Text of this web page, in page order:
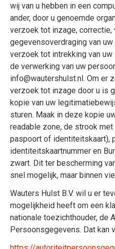
wij van u hebben in een
ander, door u genoemde
verzoek tot inzage, correctie,
gegevensoverdraging van
verzoek tot intrekking van
de verwerking van uw
info@wautershulst.nl. Om er
verzoek tot inzage door u is
kopie van uw
sturen. Maak in deze kopie
readable zone, de strook met
paspoort of identiteitskaart),
identiteitskaartnummer en
zwart. Dit ter bescherming
snel mogelijk, maar binnen
Wauters Hulst B.V. wil u er
mogelijkheid heeft om een
nationale toezichthouder, de
Persoonsgegevens. Dat kan